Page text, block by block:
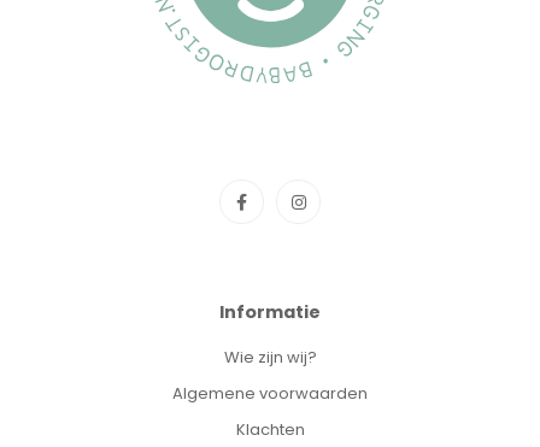
Informatie
Wie zijn wij?
Algemene voorwaarden
Klachten